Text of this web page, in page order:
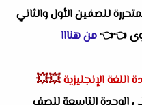
للصفين الأول والثاني
👈
👈من هنااا
اللغة الإنجليزية💥💥